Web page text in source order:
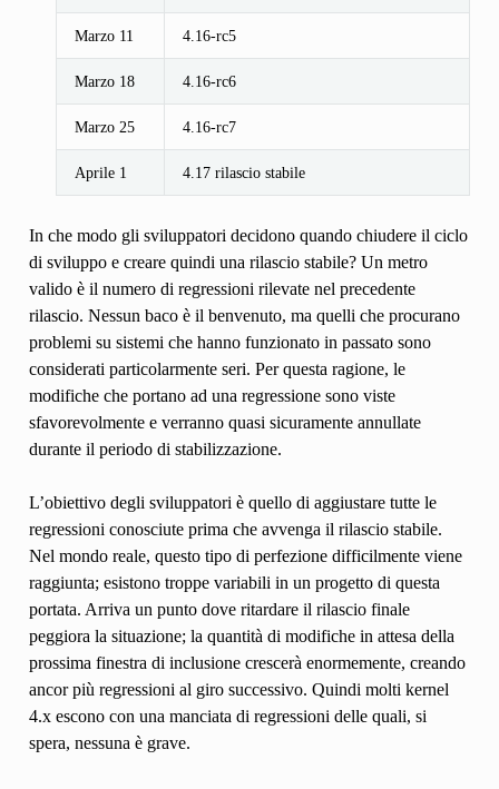
Marzo 11 4.16-rc5
Marzo 18 4.16-rc6
Marzo 25 4.16-rc7
Aprile 1 4.17 rilascio stabile
In che modo gli sviluppatori decidono quando chiudere il ciclo
di sviluppo e creare quindi una rilascio stabile? Un metro
valido è il numero di regressioni rilevate nel precedente
rilascio. Nessun baco è il benvenuto, ma quelli che procurano
problemi su sistemi che hanno funzionato in passato sono
considerati particolarmente seri. Per questa ragione, le
modifiche che portano ad una regressione sono viste
sfavorevolmente e verranno quasi sicuramente annullate
durante il periodo di stabilizzazione.
L’obiettivo degli sviluppatori è quello di aggiustare tutte le
regressioni conosciute prima che avvenga il rilascio stabile.
Nel mondo reale, questo tipo di perfezione difficilmente viene
raggiunta; esistono troppe variabili in un progetto di questa
portata. Arriva un punto dove ritardare il rilascio finale
peggiora la situazione; la quantità di modifiche in attesa della
prossima finestra di inclusione crescerà enormemente, creando
ancor più regressioni al giro successivo. Quindi molti kernel
4.x escono con una manciata di regressioni delle quali, si
spera, nessuna è grave.